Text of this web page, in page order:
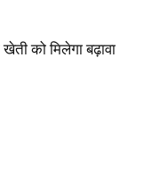
खेती को मिलेगा बढ़ावा